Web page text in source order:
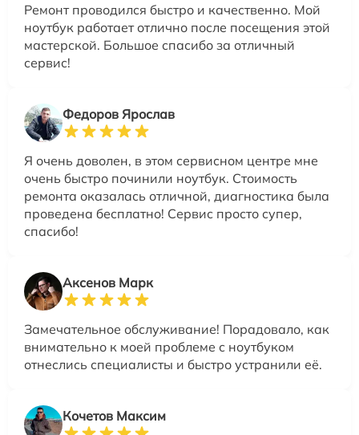
Ремонт проводился быстро и качественно. Мой
ноутбук работает отлично после посещения этой
мастерской. Большое спасибо за отличный
сервис!
Федоров Ярослав
Я очень доволен, в этом сервисном центре мне
очень быстро починили ноутбук. Стоимость
ремонта оказалась отличной, диагностика была
проведена бесплатно! Сервис просто супер,
спасибо!
Аксенов Марк
Замечательное обслуживание! Порадовало, как
внимательно к моей проблеме с ноутбуком
отнеслись специалисты и быстро устранили её.
Кочетов Максим